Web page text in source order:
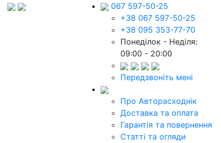
067 597-50-25
+38 067 597-50-25
+38 095 353-77-70
Понеділок - Неділя:
09:00 - 20:00
Передзвоніть мені
Про Авторасходнік
Доставка та оплата
Гарантія та повернення
Статті та огляди